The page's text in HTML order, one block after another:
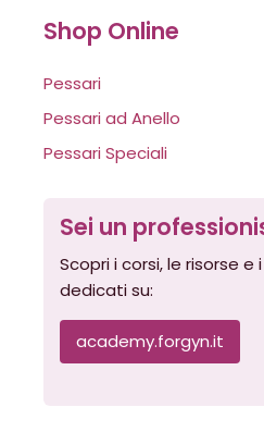
Shop Online
Pessari
Pessari ad Anello
Pessari Speciali
Sei un
Scopri i corsi, le risorse e
dedicati su:
academy.forgyn.it